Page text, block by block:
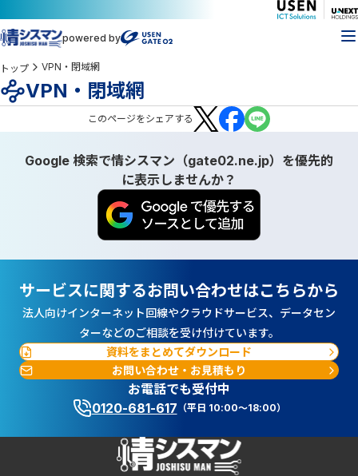
powered by
トップ VPN・閉域網
VPN・閉域網
このページをシェアする
Google 検索で情シスマン（gate02.ne.jp）を優先的
に表示しませんか？
サービスに関するお問い合わせはこちらから
法人向けインターネット回線やクラウドサービス、データセン
ターなどのご相談を受け付けています。
資料をまとめてダウンロード
お問い合わせ・お見積もり
お電話でも受付中
0120-681-617 （平日 10:00～18:00）